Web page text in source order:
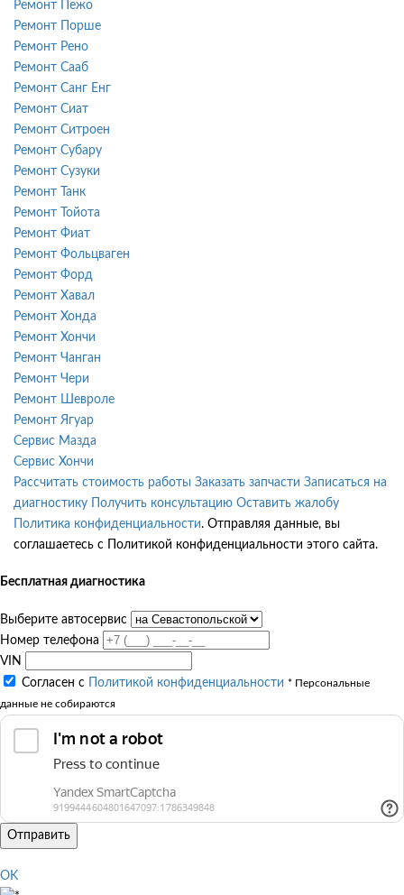
Ремонт Пежо
Ремонт Порше
Ремонт Рено
Ремонт Сааб
Ремонт Санг Енг
Ремонт Сиат
Ремонт Ситроен
Ремонт Субару
Ремонт Сузуки
Ремонт Танк
Ремонт Тойота
Ремонт Фиат
Ремонт Фольцваген
Ремонт Форд
Ремонт Хавал
Ремонт Хонда
Ремонт Хончи
Ремонт Чанган
Ремонт Чери
Ремонт Шевроле
Ремонт Ягуар
Сервис Мазда
Сервис Хончи
Рассчитать стоимость работы Заказать запчасти Записаться на
диагностику
Получить консультацию Оставить жалобу
Политика конфиденциальности. Отправляя данные, вы
соглашаетесь с Политикой конфиденциальности этого сайта.
Бесплатная диагностика
Выберите автосервис
Номер телефона
VIN
Согласен с
Политикой конфиденциальности * Персональные
данные не собираются
Отправить
OK